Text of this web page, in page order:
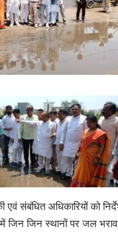
संबंधित अधिकारियों को
जिन जिन स्थानों पर जल भराव